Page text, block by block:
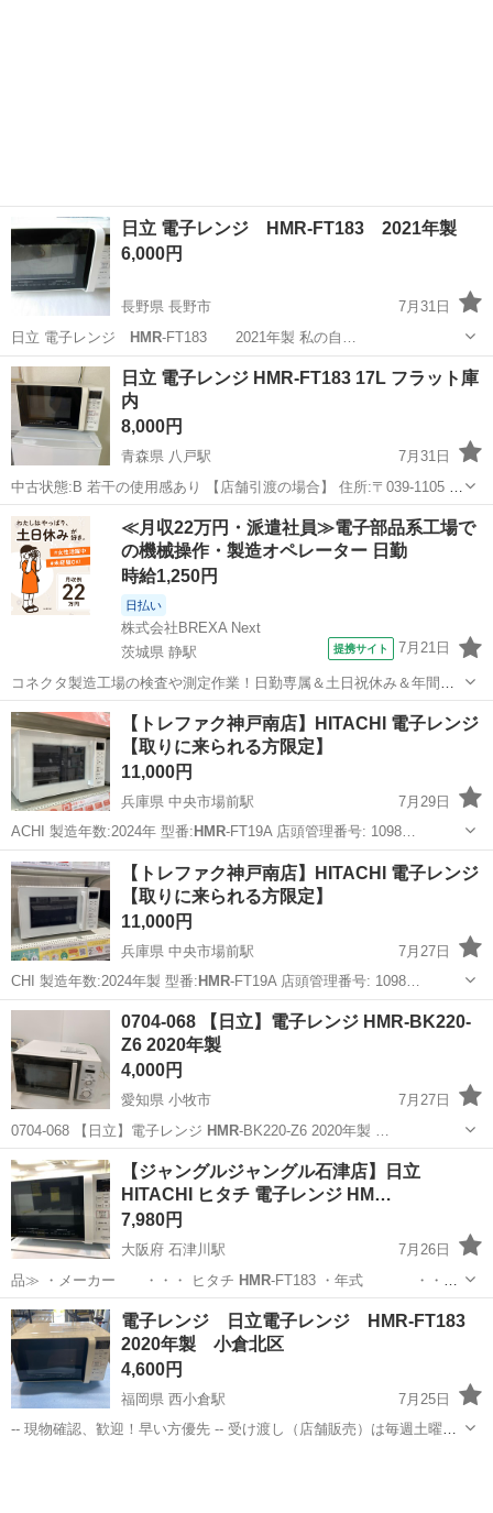
日立 電子レンジ HMR-FT183 2021年製
6,000円
長野県 長野市
7月31日
日立 電子レンジ
HMR-FT183 2021年製 私の自…
長野 長野市 キッチン家電
日立 電子レンジ HMR-FT183 17L フラット庫
内
8,000円
青森県 八戸駅
7月31日
中古状態:B 若干の使用感あり 【店舗引渡の場合】 住所:〒039-1105 八
戸市八幡五日町31-1 営業時間:9時〜17時 定休日:水曜日・その他不定
休もあり ※商品はすべて店頭販売もしております。 お取引メッセー...
青森 八戸市 八戸駅 キッチン家電
≪月収22万円・派遣社員≫電子部品系工場で
の機械操作・製造オペレーター 日勤
時給1,250円
日払い
株式会社BREXA Next
茨城県 静駅
提携サイト 7月21日
コネクタ製造工場の検査や測定作業！日勤専属＆土日祝休み＆年間休
日128日★クリーンルーム内作業★マイカー通勤OK＆無料駐車場あり
★就業先食堂利用可！日払い制度あり！《茨城県常陸大宮市》 人気の
工場のお仕事 ◇コネクタ製造工...
茨城 常陸大宮市 その他
【トレファク神戸南店】HITACHI 電子レンジ
【取りに来られる方限定】
11,000円
兵庫県 中央市場前駅
7月29日
ACHI 製造年数:2024年 型番: HMR-FT19A 店頭管理番号: 1098…
兵庫 神戸市 中央市場前駅 キッチン家電 貸し出し
【トレファク神戸南店】HITACHI 電子レンジ
【取りに来られる方限定】
11,000円
兵庫県 中央市場前駅
7月27日
CHI 製造年数:2024年製 型番: HMR-FT19A 店頭管理番号: 1098…
兵庫 神戸市 中央市場前駅 キッチン家電
0704-068 【日立】電子レンジ HMR-BK220-
Z6 2020年製
4,000円
愛知県 小牧市
7月27日
0704-068 【日立】電子レンジ HMR
愛知 小牧市 キッチン家電 HMR
【ジャングルジャングル石津店】日立
HITACHI ヒタチ 電子レンジ HM…
7,980円
大阪府 石津川駅
7月26日
品≫ ・メーカー ・・・ ヒタチ HMR-FT183 ・年式 ・・・
…大阪 堺市 石津川駅 キッチン家電
電子レンジ 日立電子レンジ HMR-FT183
2020年製 小倉北区
4,600円
福岡県 西小倉駅
7月25日
-- 現物確認、歓迎！早い方優先 -- 受け渡し（店舗販売）は毎週土曜日